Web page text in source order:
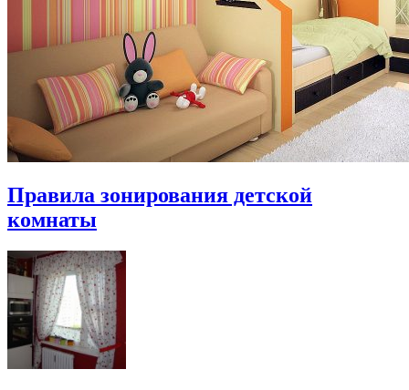
Правила зонирования детской
комнаты